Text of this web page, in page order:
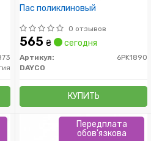
Пас поликлиновый
0 отзывов
565 ₴ сегодня
Артикул:
6PK1890
DAYCO
КУПИТЬ
Передплата
обов'язкова